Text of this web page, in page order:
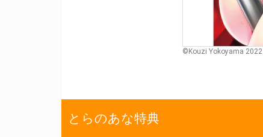
©Kouzi Yokoyama 2022
とらのあな特典